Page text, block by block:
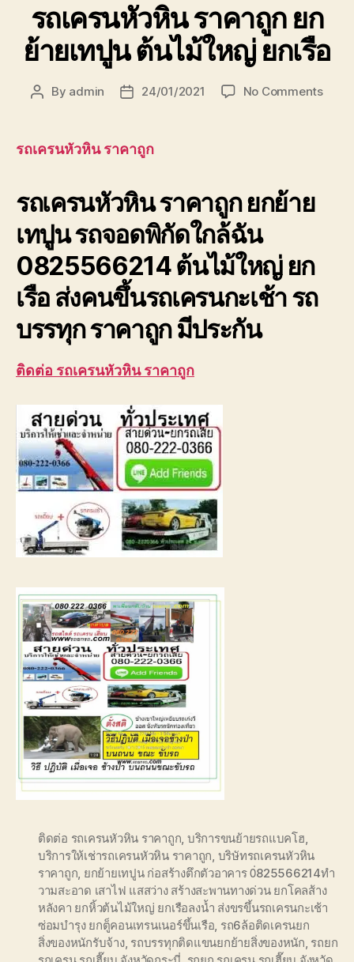
รถเครนหัวหิน ราคาถูก ยก
ย้ายเทปูน ต้นไม้ใหญ่ ยกเรือ
Post
By admin
Post24/01/2021 No Commentson
รถเครนหัวหิน ราคาถูก
รถเครนหัวหิน ราคาถูก ยกย้าย
เทปูน รถจอดพิกัดใกล้ฉัน
0825566214 ต้นไม้ใหญ่ ยก
เรือ ส่งคนขึ้นรถเครนกะเช้า รถ
บรรทุก ราคาถูก มีประกัน
ติดต่อ รถเครนหัวหิน ราคาถูก
ติดต่อ รถเครนหัวหิน ราคาถูก, บริการขนย้ายรถแบคโฮ,
บริการให้เช่ารถเครนหัวหิน ราคาถูก, บริษัทรถเครนหัวหิน
ราคาถูก, ยกย้ายเทปูน ก่อสร้างตึกตัวอาคาร 0่825566214ทำ
วามสะอาด เสาไฟ แสสว่าง สร้างสะพานทางด่วน ยกโคลส้าง
หลังคา ยกหิ้วต้นไม้ใหญ่ ยกเรือลงน้ำ ส่งขรขึ้นรถเครนกะเช้า
ซ่อมบำรุง ยกตู็คอนเทรนเนอร์ขึ้นเรือ, รถ6ล้อติดเครนยก
สิ่งของหนักรับจ้าง, รถบรรทุกติดแขนยกย้ายสิ่งของหนัก, รถยก